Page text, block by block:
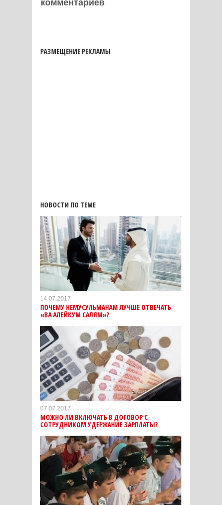
комментариев
РАЗМЕЩЕНИЕ РЕКЛАМЫ
НОВОСТИ ПО ТЕМЕ
14.07.2017
ПОЧЕМУ НЕМУСУЛЬМАНАМ ЛУЧШЕ ОТВЕЧАТЬ
«ВА АЛЕЙКУМ САЛЯМ»?
07.07.2017
МОЖНО ЛИ ВКЛЮЧАТЬ В ДОГОВОР С
СОТРУДНИКОМ УДЕРЖАНИЕ ЗАРПЛАТЫ?